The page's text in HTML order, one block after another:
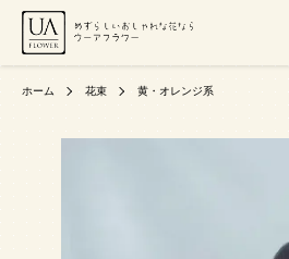
ホーム 花束 黄・オレンジ系